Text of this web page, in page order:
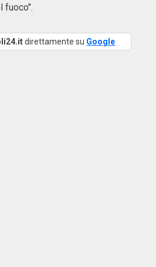
fuoco".
direttamente su Google